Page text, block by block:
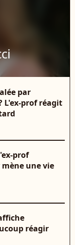
par
L'ex-prof réagit
prof
une vie
réagir